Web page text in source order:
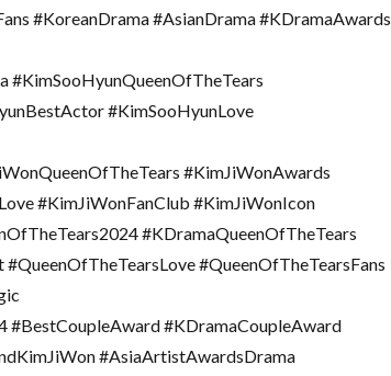
#KoreanDrama #AsianDrama #KDramaAwards
#KimSooHyunQueenOfTheTears
#KimSooHyunLove
#KimJiWonAwards
#KimJiWonFanClub #KimJiWonIcon
#KDramaQueenOfTheTears
#QueenOfTheTearsFans
#KDramaCoupleAward
#AsiaArtistAwardsDrama